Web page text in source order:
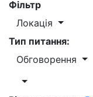
Фільтр
Локація
Тип питання:
Обговорення